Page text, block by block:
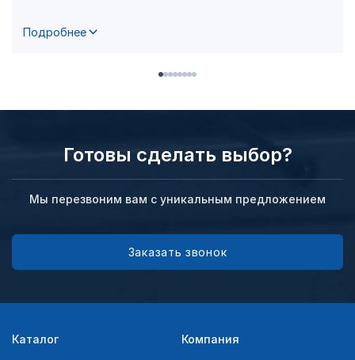
Подробнее
Готовы сделать выбор?
Мы перезвоним вам с уникальным предложением
Заказать звонок
Каталог Компания